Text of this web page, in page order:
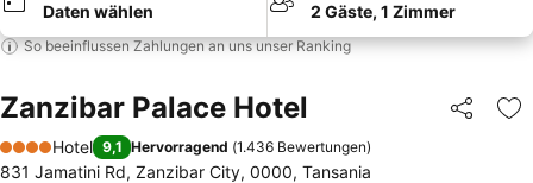
Daten wählen 2 Gäste, 1 Zimmer
So beeinflussen Zahlungen an uns unser Ranking
Zanzibar Palace Hotel Teilen
4 Sterne
Hotel 9,1 Hervorragend (1.436 Bewertungen)
831 Jamatini Rd, Zanzibar City, 0000, Tansania